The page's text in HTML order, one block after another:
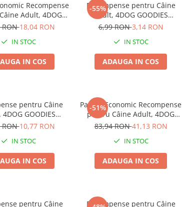
Recompense
Adult, 4DOG
Trainer, Vită, 6x150g
RON18,04 RON
IN STOC
IN COS
-55%
Recompense pentru Câine
Adult, 4DOG GOODIES
Trainer, Vită, 150g
6,99 RON3,14 RON
IN STOC
ADAUGA IN COS
pentru Câine
4DOG GOODIES
Miel și Orez, 500g
RON10,77 RON
IN STOC
IN COS
-51%
Pachet Economic Recompense
pentru Câine Adult, 4DOG
GOODIES Classic, Sticks cu Pui
83,94 RON41,13 RON
IN STOC
ADAUGA IN COS
pentru Câine
Recompense pentru Câine